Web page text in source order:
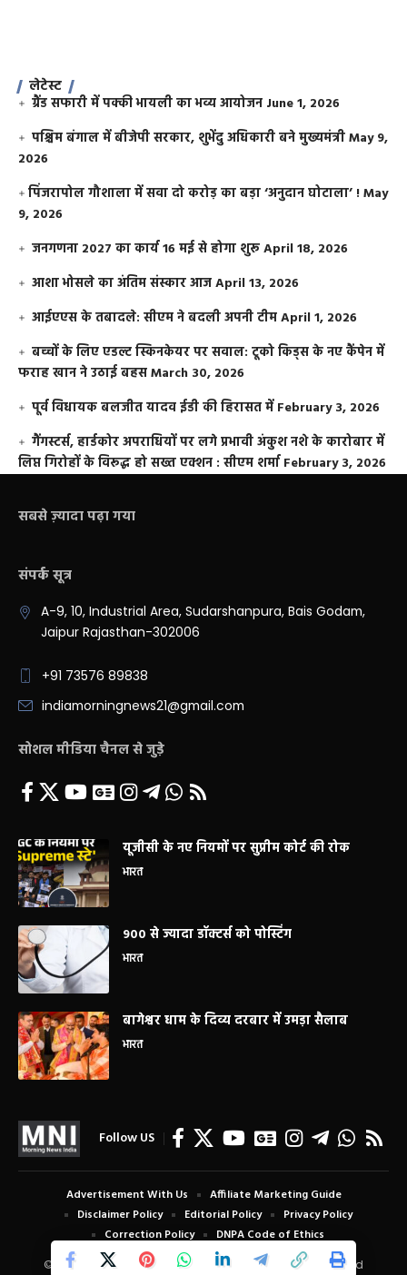
लेटेस्ट
ग्रैंड सफारी में पक्की भायली का भव्य आयोजन June 1, 2026
पश्चिम बंगाल में बीजेपी सरकार, शुभेंदु अधिकारी बने मुख्यमंत्रीMay 9,
2026
​पिंजरापोल गौशाला में सवा दो करोड़ का बड़ा ‘अनुदान घोटाला’ !May
9, 2026
जनगणना 2027 का कार्य 16 मई से होगा शुरूApril 18, 2026
आशा भोसले का अंतिम संस्कार आजApril 13, 2026
आईएएस के तबादले: सीएम ने बदली अपनी टीमApril 1, 2026
बच्चों के लिए एडल्ट स्किनकेयर पर सवाल: टूको किड्स के नए कैंपेन में
फराह खान ने उठाई बहसMarch 30, 2026
पूर्व विधायक बलजीत यादव ईडी की हिरासत में February 3, 2026
गैंगस्टर्स, हार्डकोर अपराधियों पर लगे प्रभावी अंकुश नशे के कारोबार में
लिप्त गिरोहों के विरूद्ध हो सख्त एक्शन : सीएम शर्मा February 3, 2026
सबसे ज़्यादा पढ़ा गया
संपर्क सूत्र
A-9, 10, Industrial Area, Sudarshanpura, Bais Godam,
Jaipur Rajasthan-302006
+91 73576 89838
indiamorningnews21@gmail.com
सोशल मीडिया चैनल से जुड़े
यूजीसी के नए नियमों पर सुप्रीम कोर्ट की रोक
भारत
900 से ज्यादा डॉक्टर्स को पोस्टिंग
भारत
बागेश्वर धाम के दिव्य दरबार में उमड़ा सैलाब
भारत
Follow US
© Copyright 2024 Morning News India. All Rights Reserved
Advertisement With Us
Affiliate Marketing Guide
Disclaimer Policy
Editorial Policy
Privacy Policy
Correction Policy
DNPA Code of Ethics